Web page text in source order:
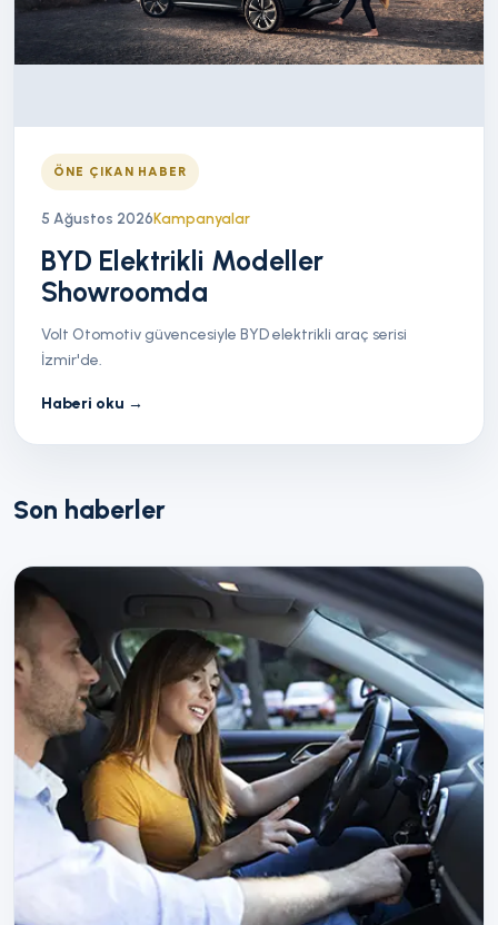
ÖNE ÇIKAN HABER
5 Ağustos 2026Kampanyalar
BYD Elektrikli Modeller
Showroomda
Volt Otomotiv güvencesiyle BYD elektrikli araç serisi
İzmir'de.
Haberi oku →
Son haberler